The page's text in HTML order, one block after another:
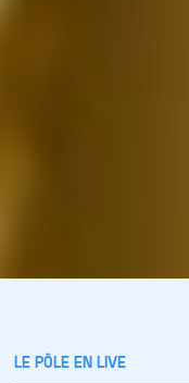
LE PÔLE EN LIVE